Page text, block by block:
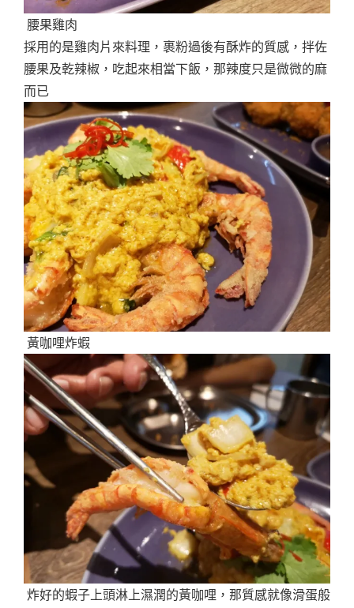
腰果雞肉
採用的是雞肉片來料理，裹粉過後有酥炸的質感，拌佐
腰果及乾辣椒，吃起來相當下飯，那辣度只是微微的麻
而已
黃咖哩炸蝦
炸好的蝦子上頭淋上濕潤的黃咖哩，那質感就像滑蛋般